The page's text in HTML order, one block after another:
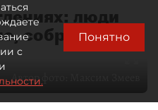
люди
собранное
Автор фото:
с
Понятно